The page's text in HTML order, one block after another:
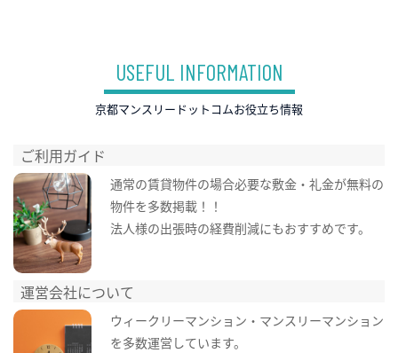
USEFUL INFORMATION
京都マンスリードットコムお役立ち情報
ご利用ガイド
通常の賃貸物件の場合必要な敷金・礼金が無料の
物件を多数掲載！！
法人様の出張時の経費削減にもおすすめです。
運営会社について
ウィークリーマンション・マンスリーマンション
を多数運営しています。